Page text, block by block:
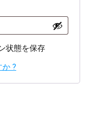
状態を保存
?